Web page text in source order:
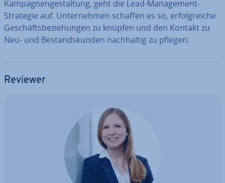
Kam­pa­gnen­ge­stal­tung, geht die Lead-Ma­nage­ment-
Strategie auf. Un­ter­neh­men schaffen es so, er­folg­rei­che
Ge­schäfts­be­zie­hun­gen zu knüpfen und den Kontakt zu
Neu- und Be­stands­kun­den nach­hal­tig zu pflegen.
Reviewer